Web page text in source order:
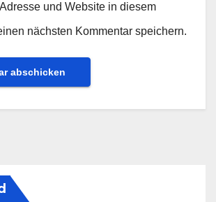
und Website in diesem
nächsten Kommentar speichern.